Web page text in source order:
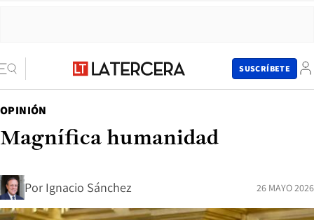
SUSCRÍBETE
OPINIÓN
Magnífica humanidad
Por Ignacio Sánchez 26 MAYO 2026